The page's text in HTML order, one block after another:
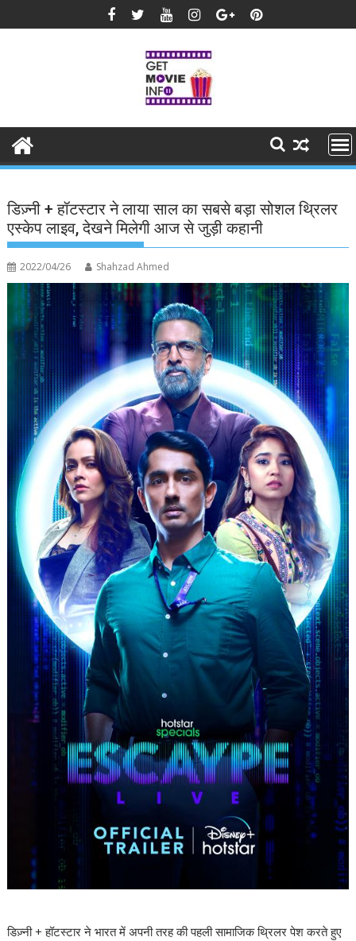
to
डिज़्नी + हॉटस्टार ने लाया साल का सबसे बड़ा सोशल थ्रिलर
एस्केप लाइव, देखने मिलेगी आज से जुड़ी कहानी
2022/04/26 Shahzad Ahmed
डिज़्नी + हॉटस्टार ने भारत में अपनी तरह की पहली सामाजिक थ्रिलर पेश करते हुए